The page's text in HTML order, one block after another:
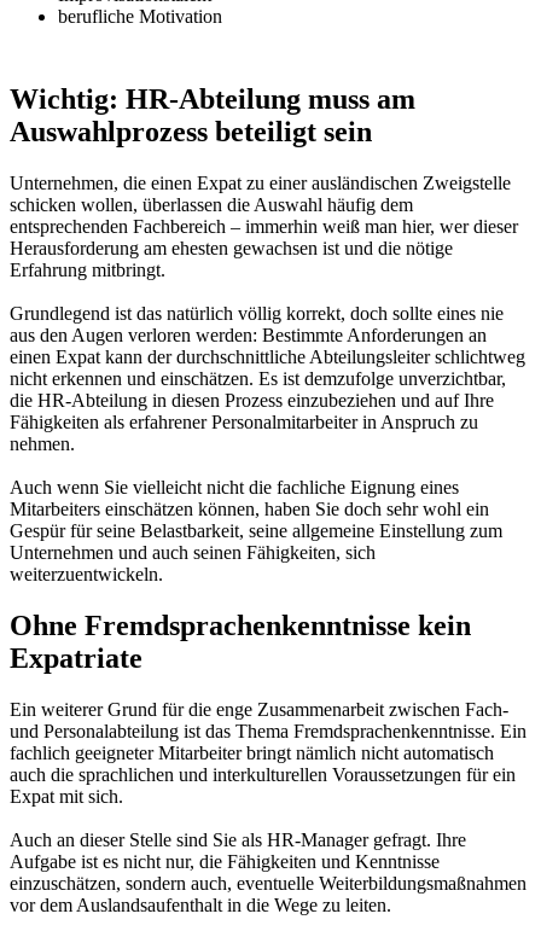
berufliche Motivation
Wichtig: HR-Abteilung muss am
Auswahlprozess beteiligt sein
Unternehmen, die einen Expat zu einer ausländischen Zweigstelle
schicken wollen, überlassen die Auswahl häufig dem
entsprechenden Fachbereich – immerhin weiß man hier, wer dieser
Herausforderung am ehesten gewachsen ist und die nötige
Erfahrung mitbringt.
Grundlegend ist das natürlich völlig korrekt, doch sollte eines nie
aus den Augen verloren werden: Bestimmte Anforderungen an
einen Expat kann der durchschnittliche Abteilungsleiter schlichtweg
nicht erkennen und einschätzen. Es ist demzufolge unverzichtbar,
die HR-Abteilung in diesen Prozess einzubeziehen und auf Ihre
Fähigkeiten als erfahrener Personalmitarbeiter in Anspruch zu
nehmen.
Auch wenn Sie vielleicht nicht die fachliche Eignung eines
Mitarbeiters einschätzen können, haben Sie doch sehr wohl ein
Gespür für seine Belastbarkeit, seine allgemeine Einstellung zum
Unternehmen und auch seinen Fähigkeiten, sich
weiterzuentwickeln.
Ohne Fremdsprachenkenntnisse kein
Expatriate
Ein weiterer Grund für die enge Zusammenarbeit zwischen Fach-
und Personalabteilung ist das Thema Fremdsprachenkenntnisse. Ein
fachlich geeigneter Mitarbeiter bringt nämlich nicht automatisch
auch die sprachlichen und interkulturellen Voraussetzungen für ein
Expat mit sich.
Auch an dieser Stelle sind Sie als HR-Manager gefragt. Ihre
Aufgabe ist es nicht nur, die Fähigkeiten und Kenntnisse
einzuschätzen, sondern auch, eventuelle Weiterbildungsmaßnahmen
vor dem Auslandsaufenthalt in die Wege zu leiten.